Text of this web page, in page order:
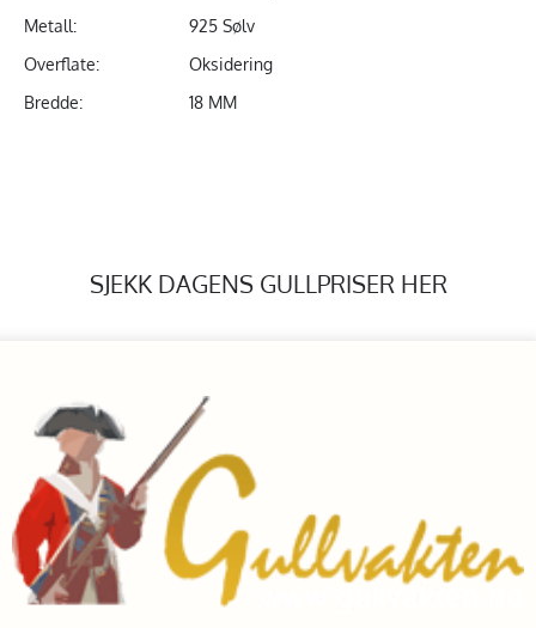
Metall:
925 Sølv
Overflate:
Oksidering
Bredde:
18 MM
SJEKK DAGENS GULLPRISER HER